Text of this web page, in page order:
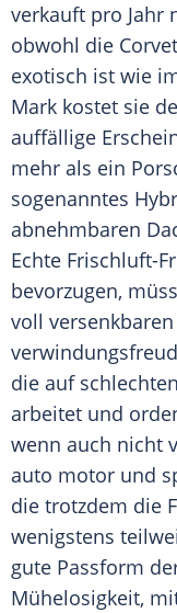
verkauft pro Jahr
obwohl die
exotisch ist wie
Mark kostet sie
auffällige
mehr als ein
sogenanntes
abnehmbaren
Echte Frischluft-
bevorzugen,
voll
die auf
arbeitet und
wenn auch nicht
auto motor und
die trotzdem die
wenigstens
gute Passform
Mühelosigkeit,